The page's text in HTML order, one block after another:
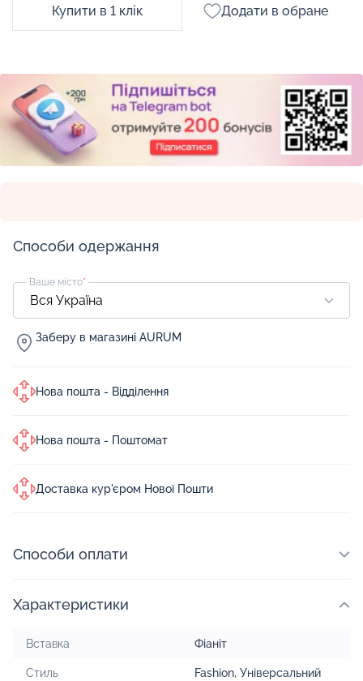
Купити в 1 клік Додати в обране
Способи одержання
Ваше місто*
Заберу в магазині AURUM
Нова пошта - Відділення
Нова пошта - Поштомат
Доставка кур'єром Нової Пошти
Способи оплати
Характеристики
Вставка Фіаніт
Стиль Fashion, Універсальний